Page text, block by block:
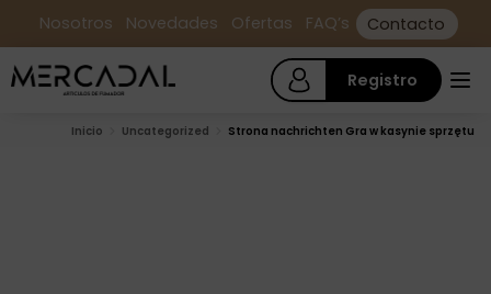
Nosotros Novedades Ofertas FAQ’s Contacto
Registro
Inicio Uncategorized Strona nachrichten Gra w kasynie sprzętu